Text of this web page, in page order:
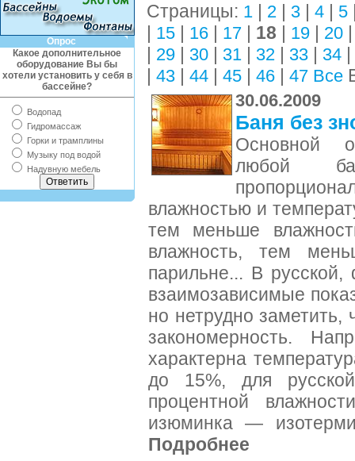
Опрос
Какое дополнительное
оборудование Вы бы
хотели установить у себя в
бассейне?
Водопад
Гидромассаж
Горки и трамплины
Музыку под водой
Надувную мебель
Страницы: 1 | 2 | 3 | 4 | 5
| 15 | 16 | 17 | 18 | 19 | 20
| 29 | 30 | 31 | 32 | 33 | 34 |
| 43 | 44 | 45 | 46 | 47 Все
30.06.2009
Баня без
Основной
любой
влажностью и
тем меньше
влажность, тем
парильне... В
взаимозависимые
но нетрудно
закономерность.
характерна
до 15%, для
процентной
изюминка —
Подробнее